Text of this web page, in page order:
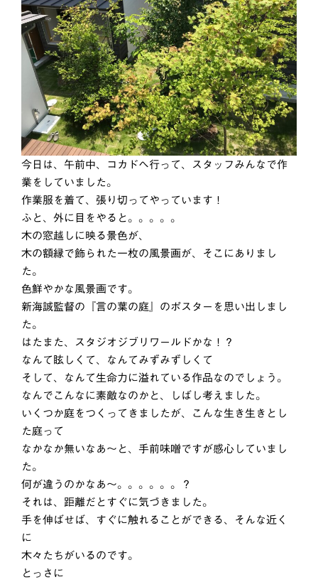
今日は、午前中、コカドへ行って、スタッフみんなで作
業をしていました。
作業服を着て、張り切ってやっています！
ふと、外に目をやると。。。。。
木の窓越しに映る景色が、
木の額縁で飾られた一枚の風景画が、そこにありまし
た。
色鮮やかな風景画です。
新海誠監督の『言の葉の庭』のポスターを思い出しまし
た。
はたまた、スタジオジブリワールドかな！？
なんて眩しくて、なんてみずみずしくて
そして、なんて生命力に溢れている作品なのでしょう。
なんでこんなに素敵なのかと、しばし考えました。
いくつか庭をつくってきましたが、こんな生き生きとし
た庭って
なかなか無いなあ〜と、手前味噌ですが感心していまし
た。
何が違うのかなあ〜。。。。。。？
それは、距離だとすぐに気づきました。
手を伸ばせば、すぐに触れることができる、そんな近く
に
木々たちがいるのです。
とっさに